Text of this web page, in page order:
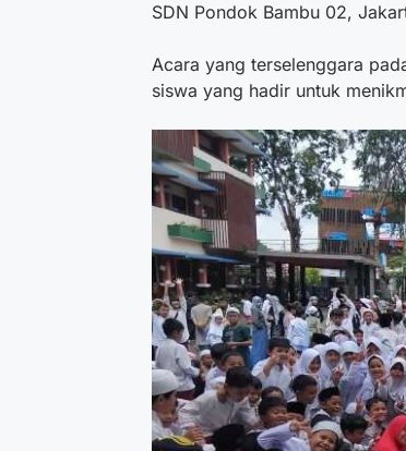
SDN Pondok Bambu 02,
Acara yang terselenggara
siswa yang hadir untuk